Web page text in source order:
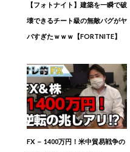
【フォトナイト】建築を一瞬で破
壊できるチート級の無敵バグがヤ
バすぎたｗｗｗ【FORTNITE】
FX － 1400万円！米中貿易戦争の